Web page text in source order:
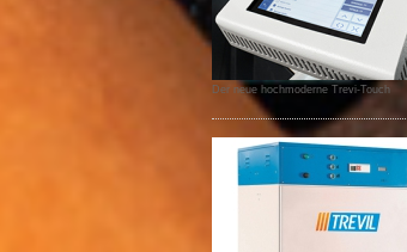
Der neue hochmoderne Trevi-Touch